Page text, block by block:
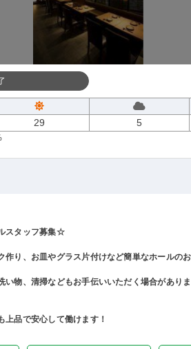
29 5
スタッフ募集☆
作り、お皿やグラス片付けなど簡単なホールの
物、清掃などもお手伝いいただく場合があり
上品で安心して働けます！